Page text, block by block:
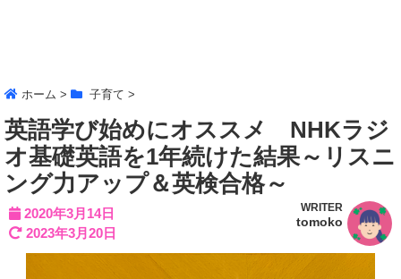
ホーム > 子育て >
英語学び始めにオススメ NHKラジ
オ基礎英語を1年続けた結果～リスニ
ング力アップ＆英検合格～
2020年3月14日
2023年3月20日
WRITER
tomoko